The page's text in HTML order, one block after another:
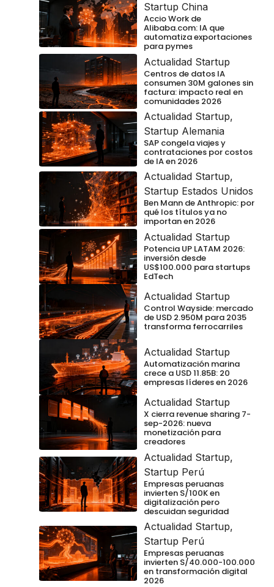
Startup China
Accio Work de
Alibaba.com: IA que
automatiza exportaciones
para pymes
Actualidad Startup
Centros de datos IA
consumen 30M galones sin
factura: impacto real en
comunidades 2026
Actualidad Startup,
Startup Alemania
SAP congela viajes y
contrataciones por costos
de IA en 2026
Actualidad Startup,
Startup Estados Unidos
Ben Mann de Anthropic: por
qué los títulos ya no
importan en 2026
Actualidad Startup
Potencia UP LATAM 2026:
inversión desde
US$100.000 para startups
EdTech
Actualidad Startup
Control Wayside: mercado
de USD 2.950M para 2035
transforma ferrocarriles
Actualidad Startup
Automatización marina
crece a USD 11.85B: 20
empresas líderes en 2026
Actualidad Startup
X cierra revenue sharing 7-
sep-2026: nueva
monetización para
creadores
Actualidad Startup,
Startup Perú
Empresas peruanas
invierten S/100K en
digitalización pero
descuidan seguridad
Actualidad Startup,
Startup Perú
Empresas peruanas
invierten S/40.000-100.000
en transformación digital
2026